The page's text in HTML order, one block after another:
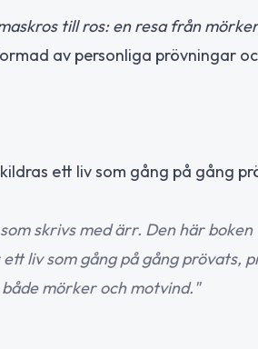
till ros: en resa från
av personliga prövningar
ett liv som gång på gång
skrivs med ärr. Den här
liv som gång på gång prövats,
mörker och motvind."